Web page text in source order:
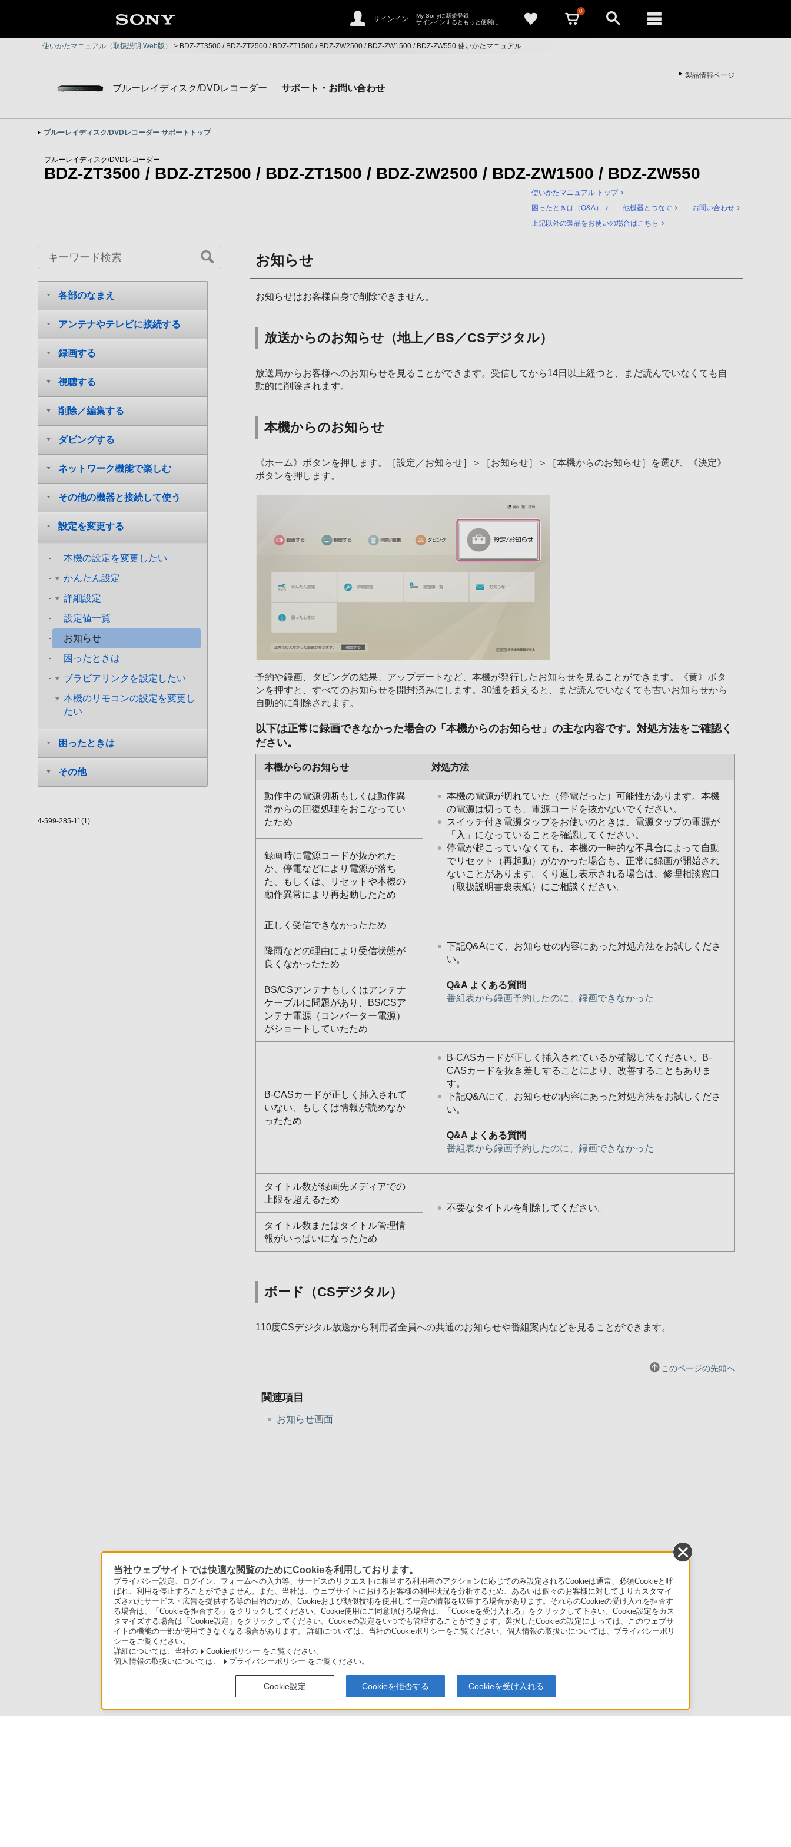
サインイン
My Sonyに新規登録
サインインするともっと便利に
0
使いかたマニュアル（取扱説明 Web版） > BDZ-ZT3500 / BDZ-ZT2500 / BDZ-ZT1500 / BDZ-ZW2500 / BDZ-ZW1500 / BDZ-ZW550 使いかたマニュアル
ブルーレイディスク/DVDレコーダー サポート・お問い合わせ
製品情報ページ
ブルーレイディスク/DVDレコーダー サポートトップ
ブルーレイディスク/DVDレコーダー
BDZ-ZT3500 / BDZ-ZT2500 / BDZ-ZT1500 / BDZ-ZW2500 / BDZ-ZW1500 / BDZ-ZW550
使いかたマニュアル トップ
困ったときは（Q&A）
他機器とつなぐ
お問い合わせ
上記以外の製品をお使いの場合はこちら
各部のなまえ
アンテナやテレビに接続する
録画する
視聴する
削除／編集する
ダビングする
ネットワーク機能で楽しむ
その他の機器と接続して使う
設定を変更する
本機の設定を変更したい
かんたん設定
詳細設定
設定値一覧
お知らせ
困ったときは
ブラビアリンクを設定したい
本機のリモコンの設定を変更し
たい
困ったときは
その他
4-599-285-11(1)
お知らせ
お知らせはお客様自身で削除できません。
放送からのお知らせ（地上／BS／CSデジタル）
放送局からお客様へのお知らせを見ることができます。受信してから14日以上経つと、まだ読んでいなくても自
動的に削除されます。
本機からのお知らせ
《ホーム》ボタンを押します。［設定／お知らせ］＞［お知らせ］＞［本機からのお知らせ］を選び、《決定》
ボタンを押します。
予約や録画、ダビングの結果、アップデートなど、本機が発行したお知らせを見ることができます。《黄》ボタ
ンを押すと、すべてのお知らせを開封済みにします。30通を超えると、まだ読んでいなくても古いお知らせから
自動的に削除されます。
以下は正常に録画できなかった場合の「本機からのお知らせ」の主な内容です。対処方法をご確認く
ださい。
本機からのお知らせ 対処方法
動作中の電源切断もしくは動作異
常からの回復処理をおこなってい
たため
本機の電源が切れていた（停電だった）可能性があります。本機
の電源は切っても、電源コードを抜かないでください。
スイッチ付き電源タップをお使いのときは、電源タップの電源が
「入」になっていることを確認してください。
停電が起こっていなくても、本機の一時的な不具合によって自動
でリセット（再起動）がかかった場合も、正常に録画が開始され
ないことがあります。くり返し表示される場合は、修理相談窓口
（取扱説明書裏表紙）にご相談ください。
録画時に電源コードが抜かれた
か、停電などにより電源が落ち
た、もしくは、リセットや本機の
動作異常により再起動したため
正しく受信できなかったため
下記Q&Aにて、お知らせの内容にあった対処方法をお試しくださ
い。
Q&A よくある質問
番組表から録画予約したのに、録画できなかった
降雨などの理由により受信状態が
良くなかったため
BS/CSアンテナもしくはアンテナ
ケーブルに問題があり、BS/CSア
ンテナ電源（コンバーター電源）
がショートしていたため
B-CASカードが正しく挿入されて
いない、もしくは情報が読めなか
ったため
B-CASカードが正しく挿入されているか確認してください。B-
CASカードを抜き差しすることにより、改善することもありま
す。
下記Q&Aにて、お知らせの内容にあった対処方法をお試しくださ
い。
Q&A よくある質問
番組表から録画予約したのに、録画できなかった
タイトル数が録画先メディアでの
上限を超えるため
不要なタイトルを削除してください。
タイトル数またはタイトル管理情
報がいっぱいになったため
ボード（CSデジタル）
110度CSデジタル放送から利用者全員への共通のお知らせや番組案内などを見ることができます。
このページの先頭へ
関連項目
お知らせ画面
当社ウェブサイトでは快適な閲覧のためにCookieを利用しております。
プライバシー設定、ログイン、フォームへの入力等、サービスのリクエストに相当する利用者のアクションに応じてのみ設定されるCookieは通常、必須Cookieと呼
ばれ、利用を停止することができません。また、当社は、ウェブサイトにおけるお客様の利用状況を分析するため、あるいは個々のお客様に対してよりカスタマイ
ズされたサービス・広告を提供する等の目的のため、Cookieおよび類似技術を使用して一定の情報を収集する場合があります。それらのCookieの受け入れを拒否す
る場合は、「Cookieを拒否する」をクリックしてください。Cookie使用にご同意頂ける場合は、「Cookieを受け入れる」をクリックして下さい。Cookie設定をカス
タマイズする場合は「Cookie設定」をクリックしてください。Cookieの設定をいつでも管理することができます。選択したCookieの設定によっては、このウェブサ
イトの機能の一部が使用できなくなる場合があります。 詳細については、当社のCookieポリシーをご覧ください。個人情報の取扱いについては、プライバシーポリ
シーをご覧ください。
詳細については、当社の
Cookieポリシー をご覧ください。
個人情報の取扱いについては、
プライバシーポリシー をご覧ください。
Cookie設定 Cookieを拒否する Cookieを受け入れる